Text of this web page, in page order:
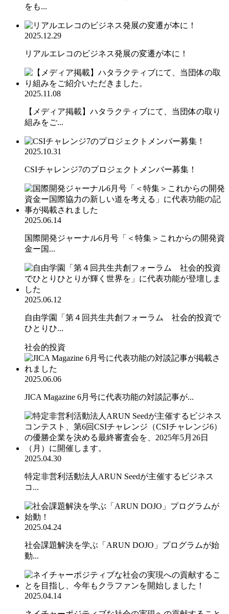
をも...
2025.12.29
リアルエレコのビジネス発展の変遷が本に！
2025.11.08
【メディア掲載】ハタラクティブにて、当団体の取り
組みをご...
2025.10.31
CSIチャレンジ7のプロジェクトメンバー募集！
2025.06.14
国際開発ジャーナル6月号「＜特集＞これからの開発資
金ー国...
2025.06.12
自由学園「第４回共生共創フォーラム 社会的投資で
ひとりひ...
社会的投資
2025.06.06
JICA Magazine 6月号に代表功能の対談記事が...
2025.04.30
特定非営利活動法人ARUN Seedが主催するビジネス
コ...
2025.04.24
社会課題解決を学ぶ「ARUN DOJO」プログラムが始
動...
2025.04.14